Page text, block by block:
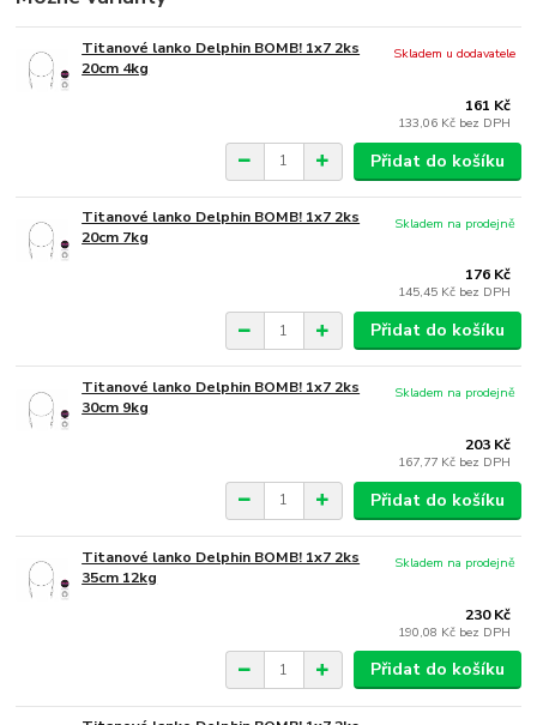
Titanové lanko Delphin BOMB! 1x7 2ks
20cm 4kg
161 Kč
133,06 Kč bez DPH
Skladem u dodavatele
Přidat do košíku
Titanové lanko Delphin BOMB! 1x7 2ks
20cm 7kg
176 Kč
145,45 Kč bez DPH
Skladem na prodejně
Přidat do košíku
Titanové lanko Delphin BOMB! 1x7 2ks
30cm 9kg
203 Kč
167,77 Kč bez DPH
Skladem na prodejně
Přidat do košíku
Titanové lanko Delphin BOMB! 1x7 2ks
35cm 12kg
230 Kč
190,08 Kč bez DPH
Skladem na prodejně
Přidat do košíku